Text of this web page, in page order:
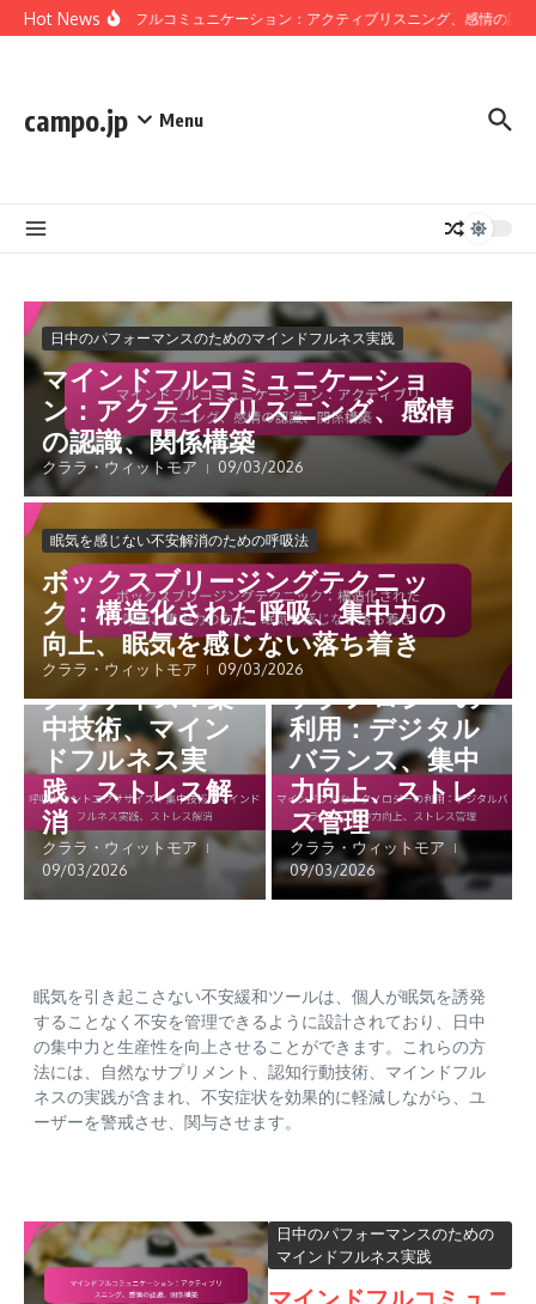
Skip to content
Hot Newsマインドフルコミュニケーション：アクティブリスニング、感情の認識
campo.jp Menu
日中のパフォーマンスのためのマインドフルネス実践
マインドフルコミュニケーショ
ン：アクティブリスニング、感情
の認識、関係構築
クララ・ウィットモア 09/03/2026
眠気を感じない不安解消のための呼吸法
ボックスブリージングテクニッ
ク：構造化された呼吸、集中力の
向上、眠気を感じない落ち着き
クララ・ウィットモア 09/03/2026
眠気を感じない不安解消のた
めの呼吸法
呼吸カウントエ
クササイズ：集
中技術、マイン
ドフルネス実
践、ストレス解
消
クララ・ウィットモア
09/03/2026
日中のパフォーマンスのため
のマインドフルネス実践
マインドフルな
テクノロジーの
利用：デジタル
バランス、集中
力向上、ストレ
ス管理
クララ・ウィットモア
09/03/2026
眠気を引き起こさない不安緩和ツールは、個人が眠気を誘発
することなく不安を管理できるように設計されており、日中
の集中力と生産性を向上させることができます。これらの方
法には、自然なサプリメント、認知行動技術、マインドフル
ネスの実践が含まれ、不安症状を効果的に軽減しながら、ユ
ーザーを警戒させ、関与させます。
日中のパフォーマンスのための
マインドフルネス実践
マインドフルコミュニ